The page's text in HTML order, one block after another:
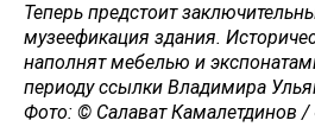
Теперь предстоит
музеефикация здания.
наполнят мебелью и
периоду ссылки Владимира
Фото: © Салават Камалетдинов /